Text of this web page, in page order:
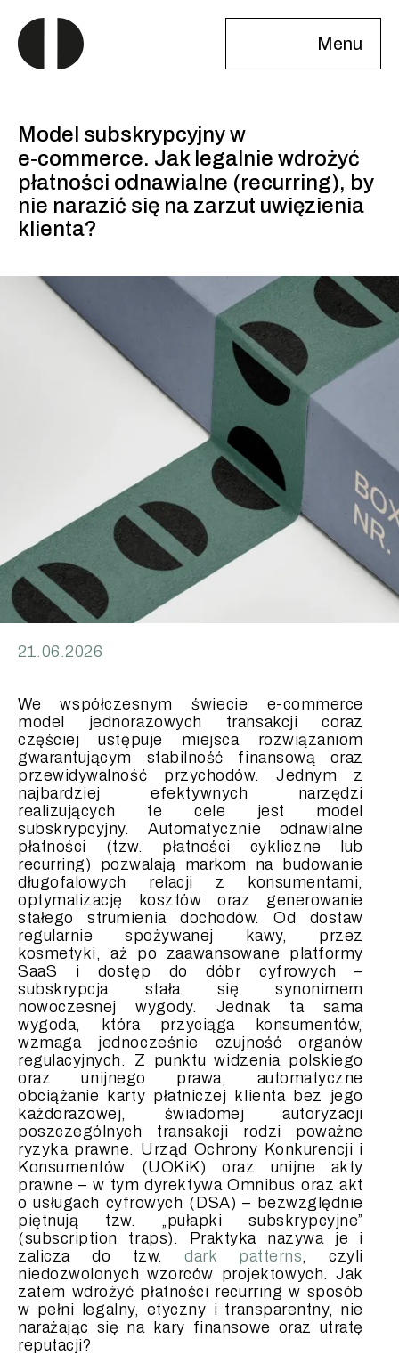
Menu
Model subskrypcyjny w
e‑commerce. Jak legalnie wdrożyć
płatności odnawialne (recurring), by
nie narazić się na zarzut uwięzienia
klienta?
21.06.2026
We współczesnym świecie e-commerce
model jednorazowych transakcji coraz
częściej ustępuje miejsca rozwiązaniom
gwarantującym stabilność finansową oraz
przewidywalność przychodów. Jednym z
najbardziej efektywnych narzędzi
realizujących te cele jest model
subskrypcyjny. Automatycznie odnawialne
płatności (tzw. płatności cykliczne lub
recurring) pozwalają markom na budowanie
długofalowych relacji z konsumentami,
optymalizację kosztów oraz generowanie
stałego strumienia dochodów. Od dostaw
regularnie spożywanej kawy, przez
kosmetyki, aż po zaawansowane platformy
SaaS i dostęp do dóbr cyfrowych –
subskrypcja stała się synonimem
nowoczesnej wygody. Jednak ta sama
wygoda, która przyciąga konsumentów,
wzmaga jednocześnie czujność organów
regulacyjnych. Z punktu widzenia polskiego
oraz unijnego prawa, automatyczne
obciążanie karty płatniczej klienta bez jego
każdorazowej, świadomej autoryzacji
poszczególnych transakcji rodzi poważne
ryzyka prawne. Urząd Ochrony Konkurencji i
Konsumentów (UOKiK) oraz unijne akty
prawne – w tym dyrektywa Omnibus oraz akt
o usługach cyfrowych (DSA) – bezwzględnie
piętnują tzw. „pułapki subskrypcyjne”
(subscription traps). Praktyka nazywa je i
zalicza do tzw.dark patterns, czyli
niedozwolonych wzorców projektowych. Jak
zatem wdrożyć płatności recurring w sposób
w pełni legalny, etyczny i transparentny, nie
narażając się na kary finansowe oraz utratę
reputacji?